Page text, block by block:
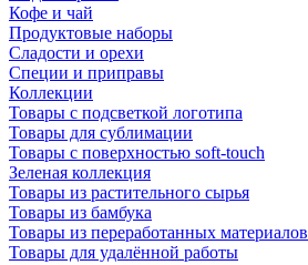
Кофе и чай
Продуктовые наборы
Сладости и орехи
Специи и приправы
Коллекции
Товары с подсветкой логотипа
Товары для сублимации
Товары с поверхностью soft-touch
Зеленая коллекция
Товары из растительного сырья
Товары из бамбука
Товары из переработанных материалов
Товары для удалённой работы